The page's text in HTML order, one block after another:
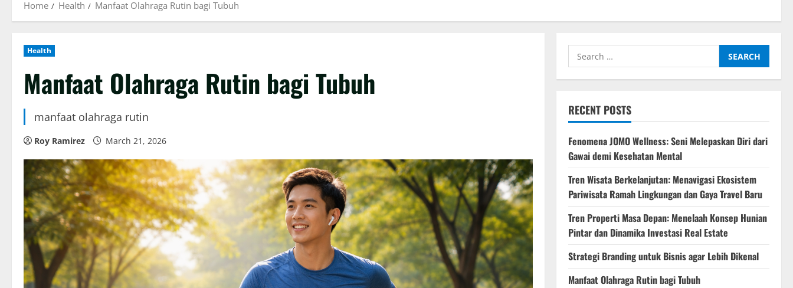
Home Health Manfaat Olahraga Rutin bagi Tubuh
Health
Manfaat Olahraga Rutin bagi Tubuh
manfaat olahraga rutin
Roy Ramirez March 21, 2026
Search
for:
RECENT POSTS
Fenomena JOMO Wellness: Seni Melepaskan Diri dari
Gawai demi Kesehatan Mental
Tren Wisata Berkelanjutan: Menavigasi Ekosistem
Pariwisata Ramah Lingkungan dan Gaya Travel Baru
Tren Properti Masa Depan: Menelaah Konsep Hunian
Pintar dan Dinamika Investasi Real Estate
Strategi Branding untuk Bisnis agar Lebih Dikenal
Manfaat Olahraga Rutin bagi Tubuh